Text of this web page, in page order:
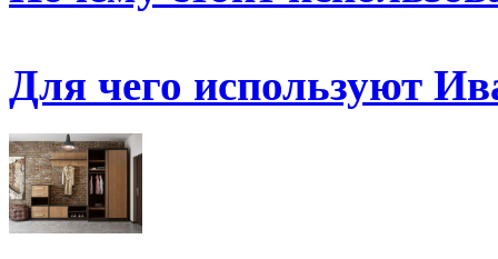
Для чего используют